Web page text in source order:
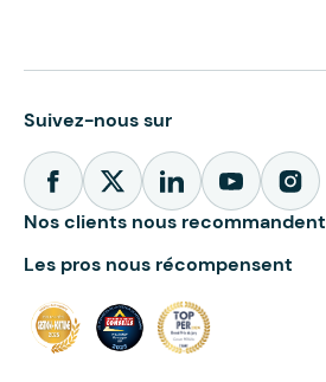
Suivez-nous sur
Nos clients nous recommandent
Les pros nous récompensent